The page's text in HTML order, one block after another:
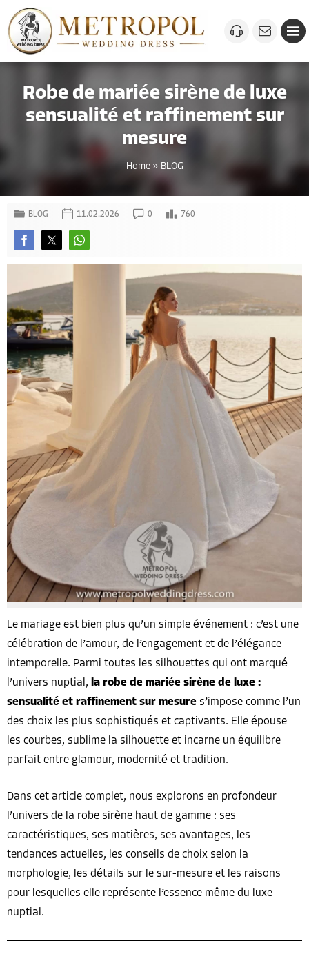
Robe de mariée sirène de luxe
sensualité et raffinement sur
mesure
Home» BLOG
BLOG 11.02.2026 0 760
Le mariage est bien plus qu’un simple événement : c’est une
célébration de l’amour, de l’engagement et de l’élégance
intemporelle. Parmi toutes les silhouettes qui ont marqué
l’univers nuptial, la robe de mariée sirène de luxe :
sensualité et raffinement sur mesure s’impose comme l’un
des choix les plus sophistiqués et captivants. Elle épouse
les courbes, sublime la silhouette et incarne un équilibre
parfait entre glamour, modernité et tradition.
Dans cet article complet, nous explorons en profondeur
l’univers de la robe sirène haut de gamme : ses
caractéristiques, ses matières, ses avantages, les
tendances actuelles, les conseils de choix selon la
morphologie, les détails sur le sur-mesure et les raisons
pour lesquelles elle représente l’essence même du luxe
nuptial.